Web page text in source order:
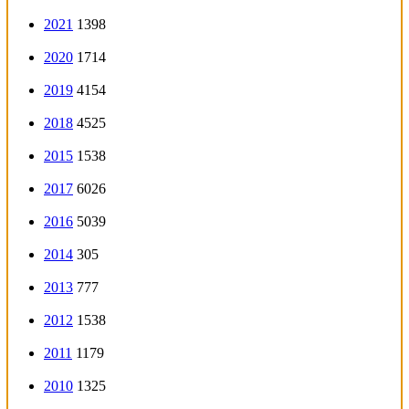
2021 1398
2020 1714
2019 4154
2018 4525
2015 1538
2017 6026
2016 5039
2014 305
2013 777
2012 1538
2011 1179
2010 1325